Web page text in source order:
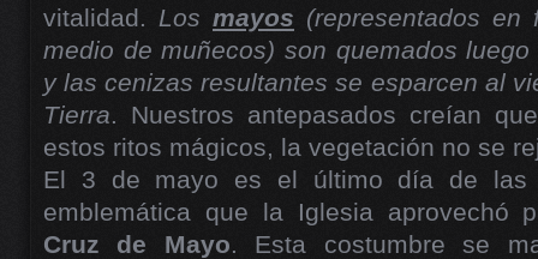
vitalidad. Los mayos (representados
medio de muñecos) son quemados
y las cenizas resultantes se esparcen al
Tierra. Nuestros antepasados creían
estos ritos mágicos, la vegetación no se
El 3 de mayo es el último día de
emblemática que la Iglesia aprovechó
Cruz de Mayo. Esta costumbre se